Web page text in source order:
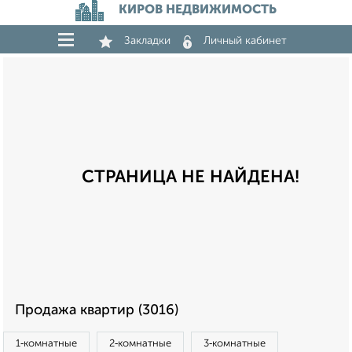
КИРОВ НЕДВИЖИМОСТЬ
Закладки Личный кабинет
СТРАНИЦА НЕ НАЙДЕНА!
Продажа квартир (3016)
1‑комнатные 2‑комнатные 3‑комнатные